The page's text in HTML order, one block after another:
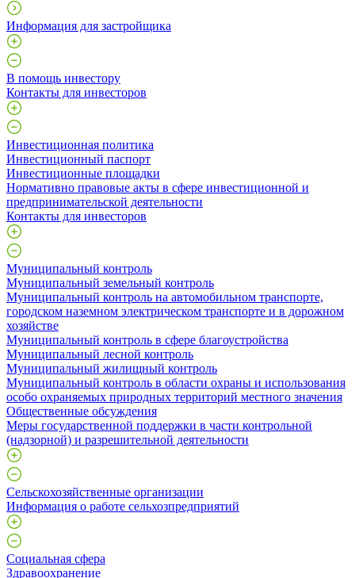
Информация для застройщика
В помощь инвестору
Контакты для инвесторов
Инвестиционная политика
Инвестиционный паспорт
Инвестиционные площадки
Нормативно правовые акты в сфере инвестиционной и
предпринимательской деятельности
Контакты для инвесторов
Муниципальный контроль
Муниципальный земельный контроль
Муниципальный контроль на автомобильном транспорте,
городском наземном электрическом транспорте и в дорожном
хозяйстве
Муниципальный контроль в сфере благоустройства
Муниципальный лесной контроль
Муниципальный жилищный контроль
Муниципальный контроль в области охраны и использования
особо охраняемых природных территорий местного значения
Общественные обсуждения
Меры государственной поддержки в части контрольной
(надзорной) и разрешительной деятельности
Сельскохозяйственные организации
Информация о работе сельхозпредприятий
Социальная сфера
Здравоохранение